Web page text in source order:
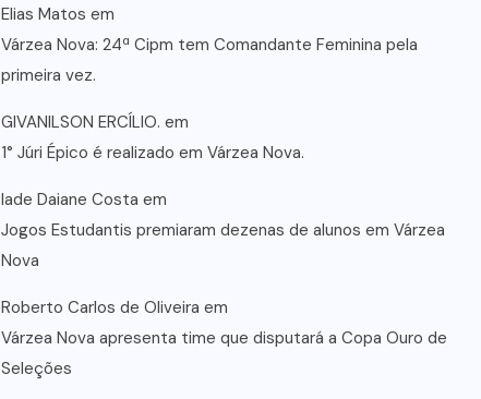
Elias Matos em
Várzea Nova: 24ª Cipm tem Comandante Feminina pela
primeira vez.
GIVANILSON ERCÍLIO. em
1° Júri Épico é realizado em Várzea Nova.
lade Daiane Costa em
Jogos Estudantis premiaram dezenas de alunos em Várzea
Nova
Roberto Carlos de Oliveira em
Várzea Nova apresenta time que disputará a Copa Ouro de
Seleções